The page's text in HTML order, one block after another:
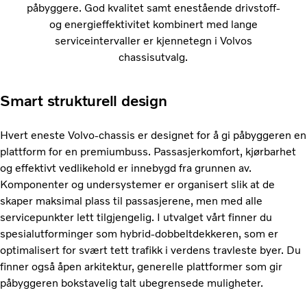
påbyggere. God kvalitet samt enestående drivstoff-
og energieffektivitet kombinert med lange
serviceintervaller er kjennetegn i Volvos
chassisutvalg.
Smart strukturell design
Hvert eneste Volvo-chassis er designet for å gi påbyggeren en
plattform for en premiumbuss. Passasjerkomfort, kjørbarhet
og effektivt vedlikehold er innebygd fra grunnen av.
Komponenter og undersystemer er organisert slik at de
skaper maksimal plass til passasjerene, men med alle
servicepunkter lett tilgjengelig. I utvalget vårt finner du
spesialutforminger som hybrid-dobbeltdekkeren, som er
optimalisert for svært tett trafikk i verdens travleste byer. Du
finner også åpen arkitektur, generelle plattformer som gir
påbyggeren bokstavelig talt ubegrensede muligheter.